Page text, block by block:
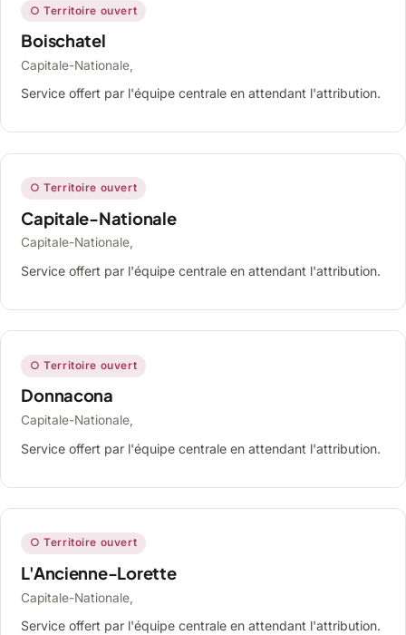
○ Territoire ouvert
Boischatel
Capitale-Nationale,
Service offert par l'équipe centrale en attendant l'attribution.
○ Territoire ouvert
Capitale-Nationale
Capitale-Nationale,
Service offert par l'équipe centrale en attendant l'attribution.
○ Territoire ouvert
Donnacona
Capitale-Nationale,
Service offert par l'équipe centrale en attendant l'attribution.
○ Territoire ouvert
L'Ancienne-Lorette
Capitale-Nationale,
Service offert par l'équipe centrale en attendant l'attribution.